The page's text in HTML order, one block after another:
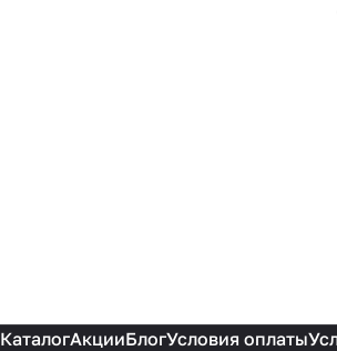
КаталогАкцииБлогУсловия оплаты